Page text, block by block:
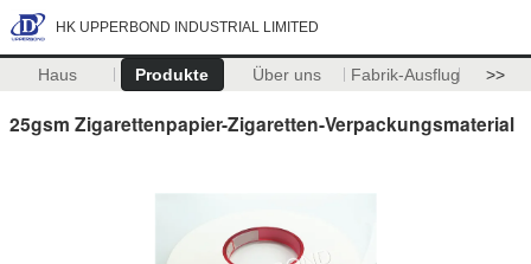
HK UPPERBOND INDUSTRIAL LIMITED
Haus Produkte Über uns Fabrik-Ausflug >>
25gsm Zigarettenpapier-Zigaretten-Verpackungsmaterial